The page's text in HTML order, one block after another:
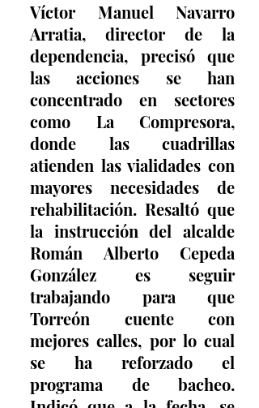
Víctor Manuel Navarro
Arratia, director de la
dependencia, precisó que
las acciones se han
concentrado en sectores
como La Compresora,
donde las cuadrillas
atienden las vialidades con
mayores necesidades de
rehabilitación. Resaltó que
la instrucción del alcalde
Román Alberto Cepeda
González es seguir
trabajando para que
Torreón cuente con
mejores calles, por lo cual
se ha reforzado el
programa de bacheo.